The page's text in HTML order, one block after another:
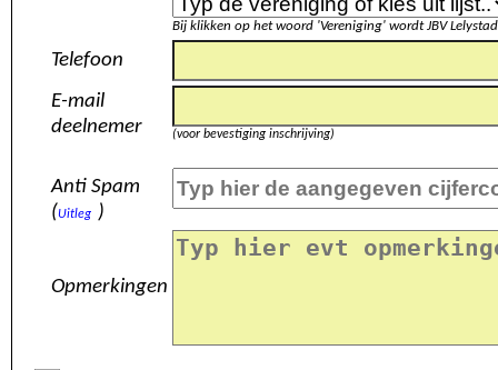
Bij klikken op het woord 'Vereniging' wordt JBV
Telefoon
E-mail
deelnemer
(voor bevestiging inschrijving)
Anti Spam
(Uitleg )
Opmerkingen